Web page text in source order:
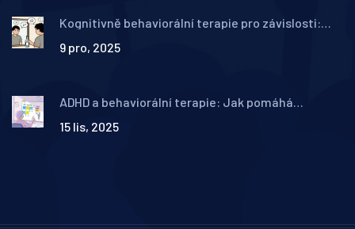
Kognitivně behaviorální terapie pro závislosti:
9 pro, 2025
ADHD a behaviorální terapie: Jak pomáhá
nepozornosti
15 lis, 2025